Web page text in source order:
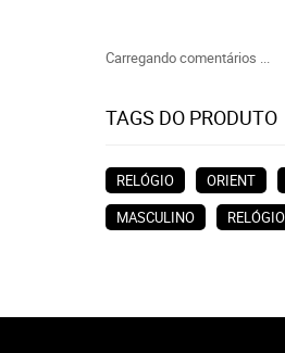
Carregando comentários ...
TAGS DO PRODUTO
RELÓGIO ORIENT
MASCULINO